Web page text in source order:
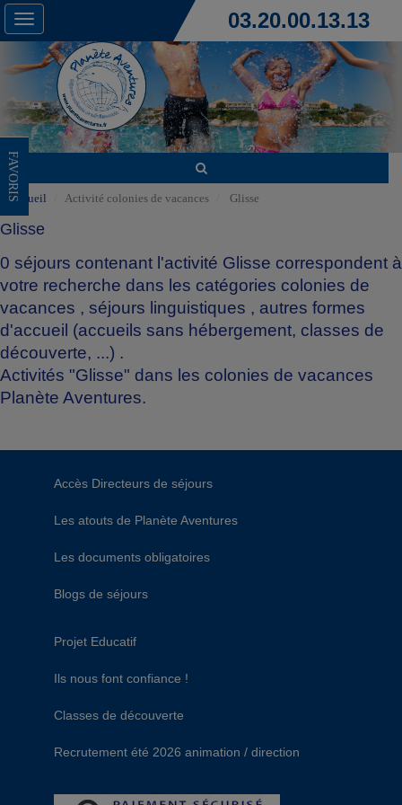
Toggle
navigation
03.20.00.13.13
FAVORIS
Accueil Activité colonies de vacances Glisse
Glisse
0 séjours contenant l'activité Glisse correspondent à
votre recherche dans les catégories colonies de
vacances , séjours linguistiques , autres formes
d'accueil (accueils sans hébergement, classes de
découverte, ...) .
Activités "Glisse" dans les colonies de vacances
Planète Aventures.
Accès Directeurs de séjours
Les atouts de Planète Aventures
Les documents obligatoires
Blogs de séjours
Projet Educatif
Ils nous font confiance !
Classes de découverte
Recrutement été 2026 animation / direction